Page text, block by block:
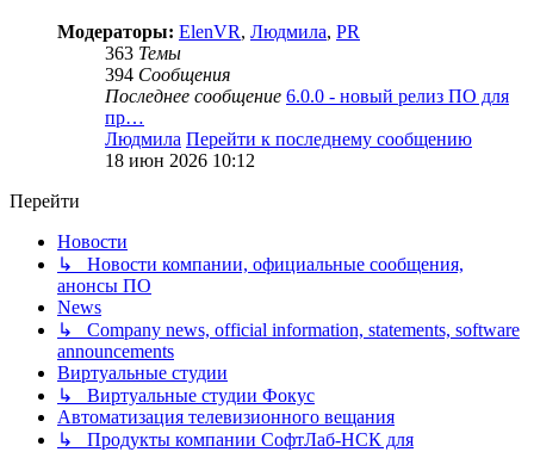
Модераторы: ElenVR, Людмила, PR
363 Темы
394 Сообщения
Последнее сообщение 6.0.0 - новый релиз ПО для
пр…
Людмила Перейти к последнему сообщению
18 июн 2026 10:12
Перейти
Новости
↳ Новости компании, официальные сообщения,
анонсы ПО
News
↳ Company news, official information, statements, software
announcements
Виртуальные студии
↳ Виртуальные студии Фокус
Автоматизация телевизионного вещания
↳ Продукты компании СофтЛаб-НСК для